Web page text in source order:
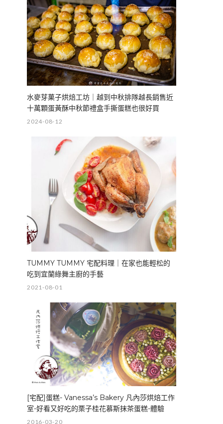
水麥芽菓子烘焙工坊｜越到中秋排隊越長銷售近
十萬顆蛋黃酥中秋節禮盒手撕蛋糕也很好買
2024-08-12
TUMMY TUMMY 宅配料理｜在家也能輕松的
吃到宜蘭綠舞主廚的手藝
2021-08-01
[宅配]蛋糕- Vanessa’s Bakery 凡內莎烘焙工作
室-好看又好吃的栗子桂花慕斯抹茶蛋糕-體驗
2016-03-20